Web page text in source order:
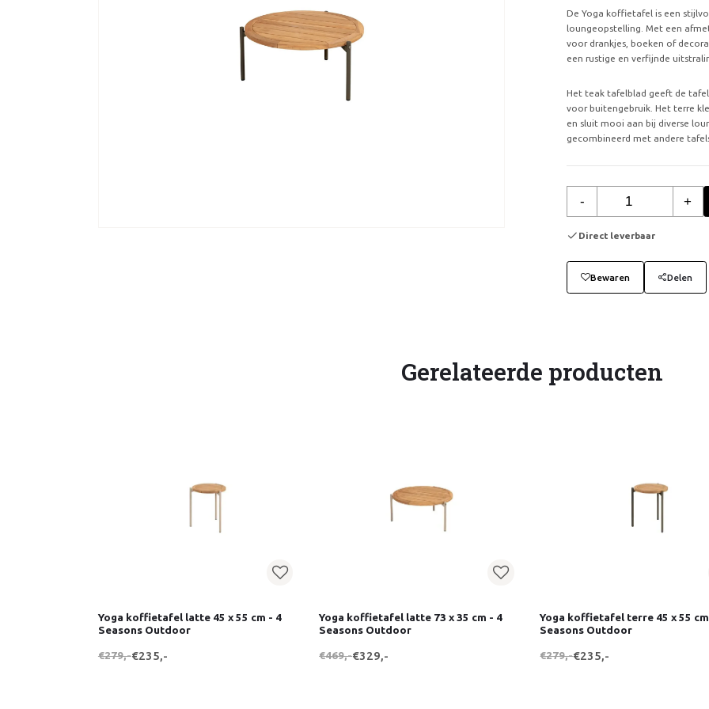
De Yoga koffietafel is een
loungeopstelling. Met een
voor drankjes, boeken of
een rustige en verfijnde
Het teak tafelblad geeft de
voor buitengebruik. Het terre
en sluit mooi aan bij diverse
gecombineerd met andere
- +
Direct leverbaar
Bewaren Delen
Gerelateerde producten
Yoga koffietafel latte 45 x 55 cm - 4
Seasons Outdoor
€279,-€235,-
Yoga koffietafel latte 73 x 35 cm - 4
Seasons Outdoor
€469,-€329,-
Yoga koffietafel terre 45 x 55
Seasons Outdoor
€279,-€235,-